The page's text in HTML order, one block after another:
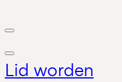
Lid worden